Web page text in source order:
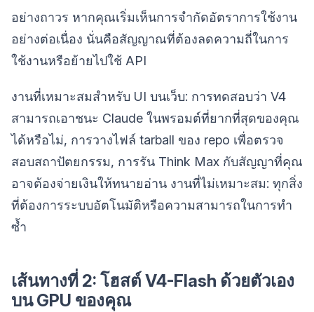
อย่างถาวร หากคุณเริ่มเห็นการจำกัดอัตราการใช้งาน
อย่างต่อเนื่อง นั่นคือสัญญาณที่ต้องลดความถี่ในการ
ใช้งานหรือย้ายไปใช้ API
งานที่เหมาะสมสำหรับ UI บนเว็บ: การทดสอบว่า V4
สามารถเอาชนะ Claude ในพรอมต์ที่ยากที่สุดของคุณ
ได้หรือไม่, การวางไฟล์ tarball ของ repo เพื่อตรวจ
สอบสถาปัตยกรรม, การรัน Think Max กับสัญญาที่คุณ
อาจต้องจ่ายเงินให้ทนายอ่าน งานที่ไม่เหมาะสม: ทุกสิ่ง
ที่ต้องการระบบอัตโนมัติหรือความสามารถในการทำ
ซ้ำ
เส้นทางที่ 2: โฮสต์ V4-Flash ด้วยตัวเอง
บน GPU ของคุณ